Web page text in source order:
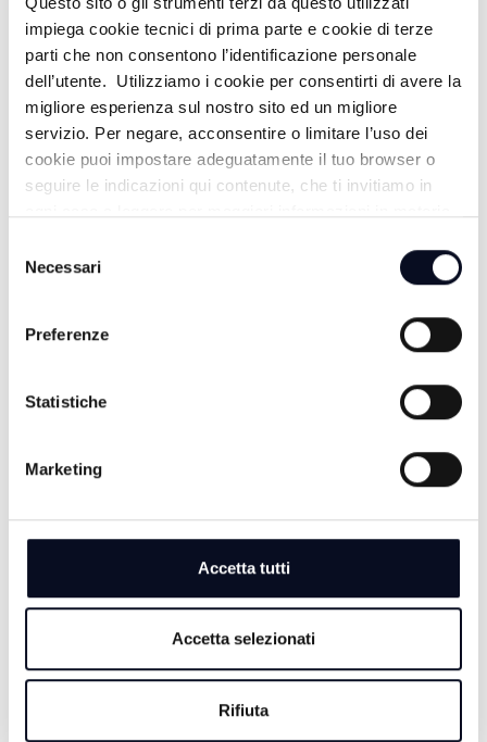
impiega cookie tecnici di prima parte e cookie di terze
parti che non consentono l’identificazione personale
dell’utente. Utilizziamo i cookie per consentirti di avere la
migliore esperienza sul nostro sito ed un migliore
servizio. Per negare, acconsentire o limitare l’uso dei
cookie puoi impostare adeguatamente il tuo browser o
seguire le indicazioni qui contenute, che ti invitiamo in
delNecessari
Preferenze
Statistiche
Marketing
Accetta tutti
Accetta selezionati
Rifiuta
CALCIO: Eccellenza, Rimini e Spal in gironi diversi
CALCIO: Il Tropical Coriano giocherà nel campionato